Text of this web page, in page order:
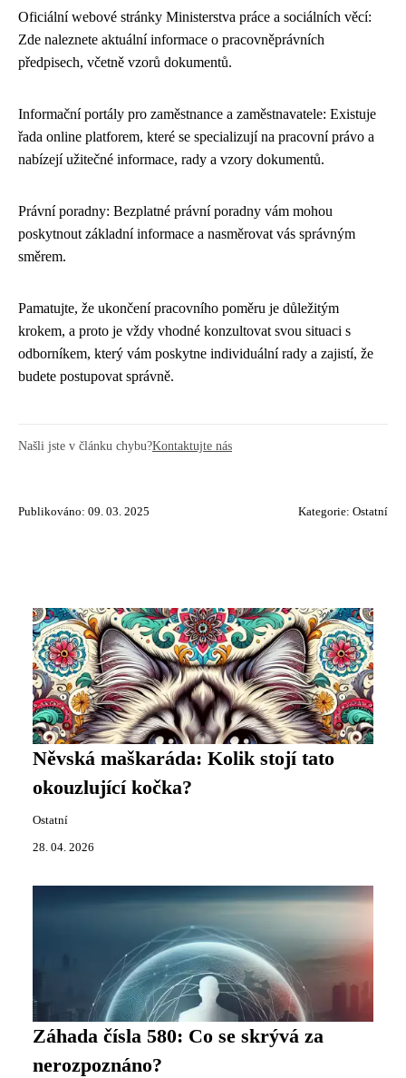
Oficiální webové stránky Ministerstva práce a sociálních věcí:
Zde naleznete aktuální informace o pracovněprávních
předpisech, včetně vzorů dokumentů.
Informační portály pro zaměstnance a zaměstnavatele: Existuje
řada online platforem, které se specializují na pracovní právo a
nabízejí užitečné informace, rady a vzory dokumentů.
Právní poradny: Bezplatné právní poradny vám mohou
poskytnout základní informace a nasměrovat vás správným
směrem.
Pamatujte, že ukončení pracovního poměru je důležitým
krokem, a proto je vždy vhodné konzultovat svou situaci s
odborníkem, který vám poskytne individuální rady a zajistí, že
budete postupovat správně.
Našli jste v článku chybu?Kontaktujte nás
Publikováno: 09. 03. 2025 Kategorie: Ostatní
Něvská maškaráda: Kolik stojí tato
okouzlující kočka?
Ostatní
28. 04. 2026
Záhada čísla 580: Co se skrývá za
nerozpoznáno?